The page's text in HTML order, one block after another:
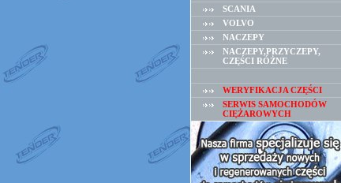
SCANIA
VOLVO
NACZEPY
NACZEPY,PRZYCZEPY,
CZĘŚCI RÓŻNE
WERYFIKACJA CZĘŚCI
SERWIS SAMOCHODÓW
CIĘŻAROWYCH